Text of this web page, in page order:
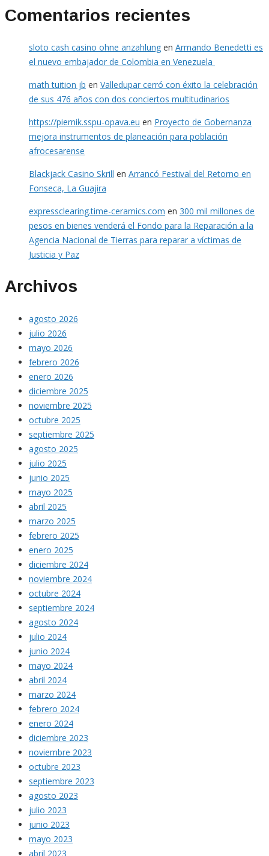
Comentarios recientes
sloto cash casino ohne anzahlung en Armando Benedetti es
el nuevo embajador de Colombia en Venezuela
math tuition jb en Valledupar cerró con éxito la celebración
de sus 476 años con dos conciertos multitudinarios
https://piernik.sspu-opava.eu en Proyecto de Gobernanza
mejora instrumentos de planeación para población
afrocesarense
Blackjack Casino Skrill en Arrancó Festival del Retorno en
Fonseca, La Guajira
expressclearing.time-ceramics.com en 300 mil millones de
pesos en bienes venderá el Fondo para la Reparación a la
Agencia Nacional de Tierras para reparar a víctimas de
Justicia y Paz
Archivos
agosto 2026
julio 2026
mayo 2026
febrero 2026
enero 2026
diciembre 2025
noviembre 2025
octubre 2025
septiembre 2025
agosto 2025
julio 2025
junio 2025
mayo 2025
abril 2025
marzo 2025
febrero 2025
enero 2025
diciembre 2024
noviembre 2024
octubre 2024
septiembre 2024
agosto 2024
julio 2024
junio 2024
mayo 2024
abril 2024
marzo 2024
febrero 2024
enero 2024
diciembre 2023
noviembre 2023
octubre 2023
septiembre 2023
agosto 2023
julio 2023
junio 2023
mayo 2023
abril 2023